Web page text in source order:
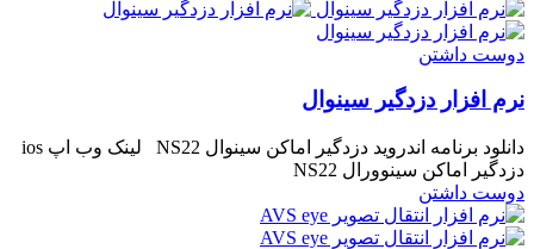
دوست داشتن
نرم افزار دزدگیر سینوال
دانلود برنامه اندروید دزدگیر اماکن سینوال NS22 لینک وب اپ ios
دزدگیر اماکن سینوورال NS22
دوست داشتن